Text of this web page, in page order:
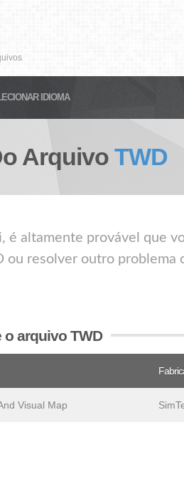
IDIOMA
Arquivo TWD
é altamente provável que
ou resolver outro problema
arquivo TWD
Visual Map